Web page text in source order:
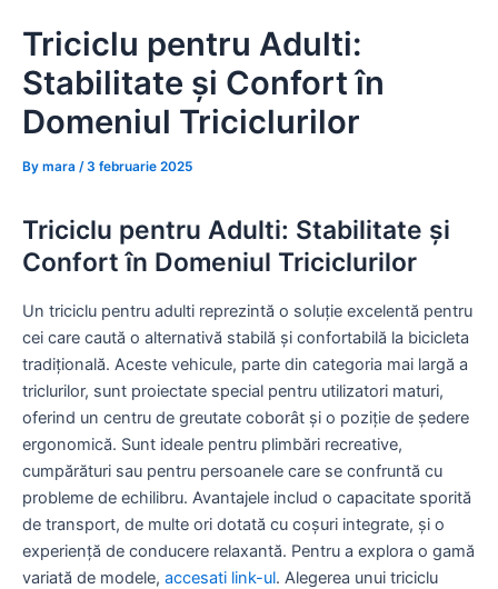
content
Triciclu pentru Adulti:
Stabilitate și Confort în
Domeniul Triciclurilor
By mara /3 februarie 2025
Triciclu pentru Adulti: Stabilitate și
Confort în Domeniul Triciclurilor
Un triciclu pentru adulti reprezintă o soluție excelentă pentru
cei care caută o alternativă stabilă și confortabilă la bicicleta
tradițională. Aceste vehicule, parte din categoria mai largă a
triclurilor, sunt proiectate special pentru utilizatori maturi,
oferind un centru de greutate coborât și o poziție de ședere
ergonomică. Sunt ideale pentru plimbări recreative,
cumpărături sau pentru persoanele care se confruntă cu
probleme de echilibru. Avantajele includ o capacitate sporită
de transport, de multe ori dotată cu coșuri integrate, și o
experiență de conducere relaxantă. Pentru a explora o gamă
variată de modele, accesati link-ul. Alegerea unui triciclu